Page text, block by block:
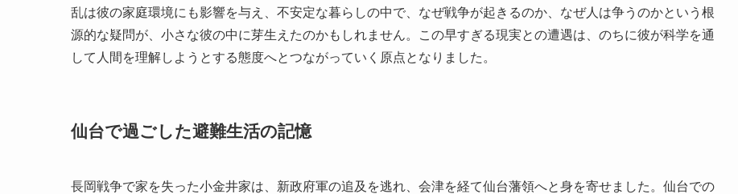
乱は彼の家庭環境にも影響を与え、不安定な暮らしの中で、なぜ戦争が起きるのか、なぜ人は争うのかという根
源的な疑問が、小さな彼の中に芽生えたのかもしれません。この早すぎる現実との遭遇は、のちに彼が科学を通
して人間を理解しようとする態度へとつながっていく原点となりました。
仙台で過ごした避難生活の記憶
長岡戦争で家を失った小金井家は、新政府軍の追及を逃れ、会津を経て仙台藩領へと身を寄せました。仙台での